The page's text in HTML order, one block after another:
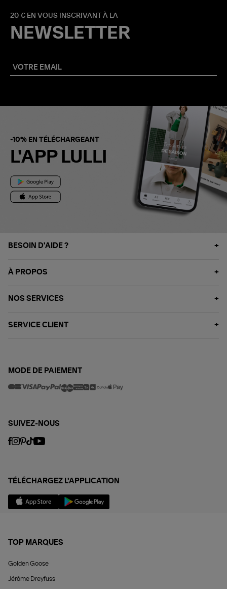
20 € EN VOUS INSCRIVANT À LA
NEWSLETTER
-10% EN TÉLÉCHARGEANT
L'APP LULLI
BESOIN D'AIDE ?
À PROPOS
NOS SERVICES
SERVICE CLIENT
MODE DE PAIEMENT
SUIVEZ-NOUS
TÉLÉCHARGEZ L'APPLICATION
TOP MARQUES
Golden Goose
Jérôme Dreyfuss